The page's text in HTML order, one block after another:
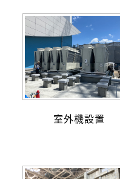
室外機設置